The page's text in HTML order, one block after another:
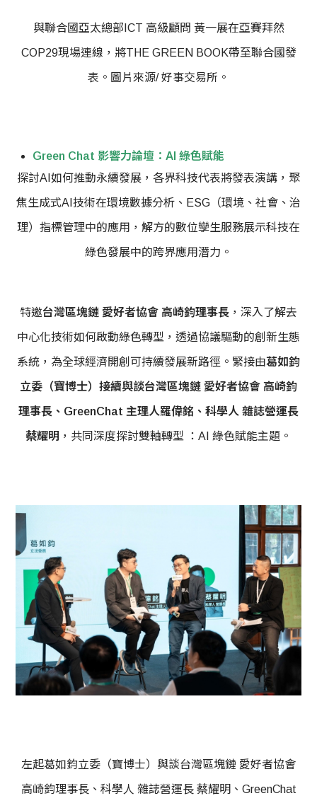
與聯合國亞太總部ICT 高級顧問 黃一展在亞賽拜然
COP29現場連線，將THE GREEN BOOK帶至聯合國發
表。圖片來源/ 好事交易所。
Green Chat 影響力論壇：AI 綠色賦能
探討AI如何推動永續發展，各界科技代表將發表演講，聚
焦生成式AI技術在環境數據分析、ESG（環境、社會、治
理）指標管理中的應用，解方的數位孿生服務展示科技在
綠色發展中的跨界應用潛力。
特邀台灣區塊鏈 愛好者協會 高崎鈞理事長 ，深入了解去
中心化技術如何啟動綠色轉型，透過協議驅動的創新生態
系統，為全球經濟開創可持續發展新路徑。緊接由葛如鈞
立委（寶博士）接續與談台灣區塊鏈 愛好者協會 高崎鈞
理事長、GreenChat 主理人羅偉銘、科學人 雜誌營運長
蔡耀明 ，共同深度探討雙軸轉型 ：AI 綠色賦能主題。
左起葛如鈞立委（寶博士）與談台灣區塊鏈 愛好者協會
高崎鈞理事長、科學人 雜誌營運長 蔡耀明、GreenChat